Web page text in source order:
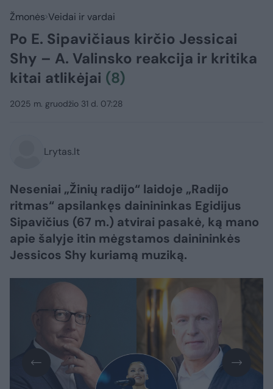
Žmonės Veidai ir vardai
Po E. Sipavičiaus kirčio Jessicai
Shy – A. Valinsko reakcija ir kritika
kitai atlikėjai (8)
2025 m. gruodžio 31 d. 07:28
Lrytas.lt
Neseniai „Žinių radijo“ laidoje „Radijo
ritmas“ apsilankęs dainininkas Egidijus
Sipavičius (67 m.) atvirai pasakė, ką mano
apie šalyje itin mėgstamos dainininkės
Jessicos Shy kuriamą muziką.